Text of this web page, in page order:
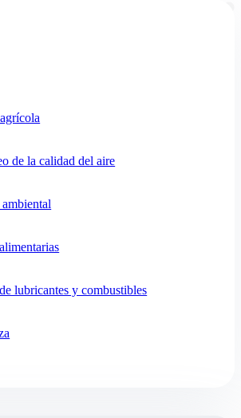
de la calidad del aire
lubricantes y combustibles